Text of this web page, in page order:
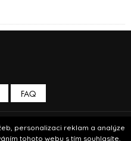
personalizaci reklam a analýze
tohoto webu s tím souhlasíte.
FAQ